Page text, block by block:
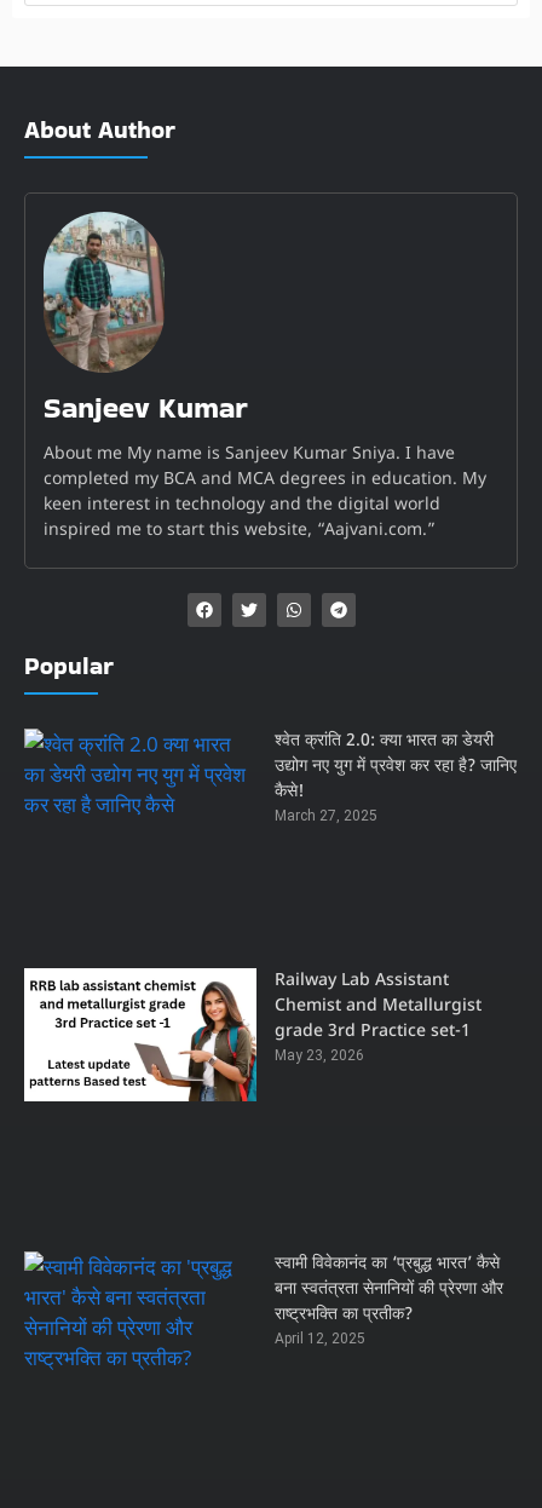
About Author
Sanjeev Kumar
About me My name is Sanjeev Kumar Sniya. I have
completed my BCA and MCA degrees in education. My
keen interest in technology and the digital world
inspired me to start this website, “Aajvani.com.”
Popular
श्वेत क्रांति 2.0: क्या भारत का डेयरी
उद्योग नए युग में प्रवेश कर रहा है? जानिए
कैसे!
March 27, 2025
Railway Lab Assistant
Chemist and Metallurgist
grade 3rd Practice set-1
May 23, 2026
स्वामी विवेकानंद का ‘प्रबुद्ध भारत’ कैसे
बना स्वतंत्रता सेनानियों की प्रेरणा और
राष्ट्रभक्ति का प्रतीक?
April 12, 2025